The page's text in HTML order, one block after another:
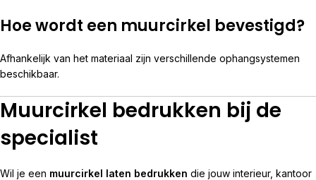
Hoe wordt een muurcirkel bevestigd?
Afhankelijk van het materiaal zijn verschillende ophangsystemen
beschikbaar.
Muurcirkel bedrukken bij de
specialist
Wil je een muurcirkel laten bedrukken die jouw interieur, kantoor